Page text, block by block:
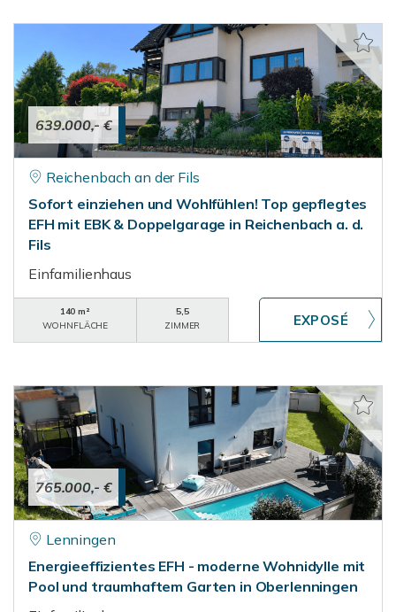
639.000,- €
Reichenbach an der Fils
Sofort einziehen und Wohlfühlen! Top gepflegtes
EFH mit EBK & Doppelgarage in Reichenbach a. d.
Fils
Einfamilienhaus
140 m²
WOHNFLÄCHE
5,5
ZIMMER
765.000,- €
Lenningen
Energieeffizientes EFH - moderne Wohnidylle mit
Pool und traumhaftem Garten in Oberlenningen